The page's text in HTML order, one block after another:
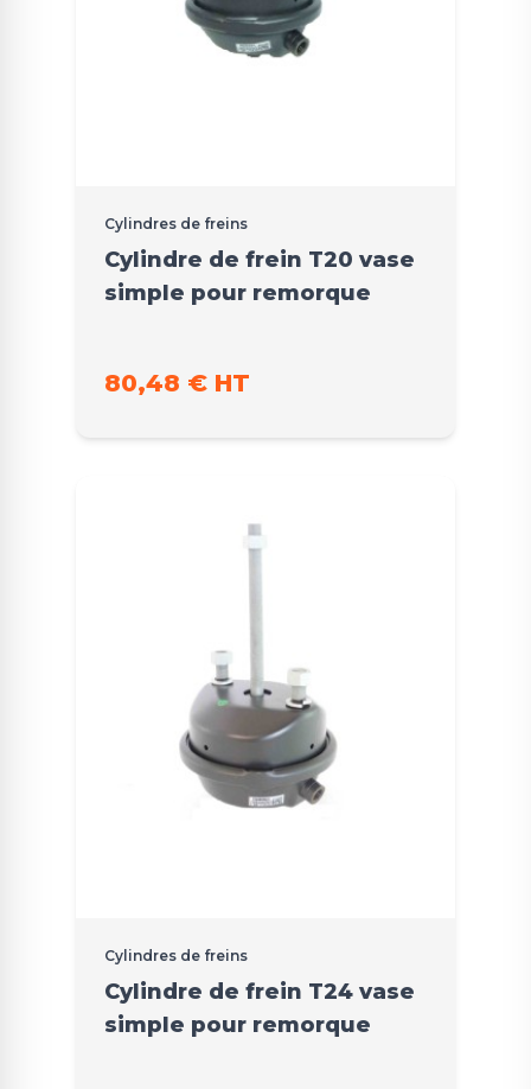
Cylindres de freins
Cylindre de frein T20 vase
simple pour remorque
80,48 € HT
Cylindres de freins
Cylindre de frein T24 vase
simple pour remorque